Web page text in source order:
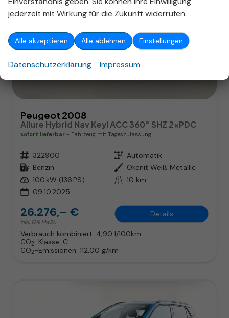
ab 168,– € mtl.
Peugeot 2008
Allure Hybrid Nav Keyl ACC 360° SHZ 2xPDC
sofort lieferbar Fahrzeug mit Tageszulassung
Fahrzeugnr. 322900 Getriebe Automatik
Kraftstoff Benzin Außenfarbe Okenit Weiß Metallic
Leistung 100 kW (136 PS) Kilometerstand 10 km
09.10.2025
26.276,– €
incl. 19% MwSt.
Details
Verbrauch kombiniert: 4,90 l/100km
CO2-Klasse: C
CO2-Emissionen: 112,00 g/km
jederzeit mit Wirkung für die Zukunft widerrufen.
Alle akzeptieren Alle ablehnen Einstellungen
Datenschutzerklärung Impressum